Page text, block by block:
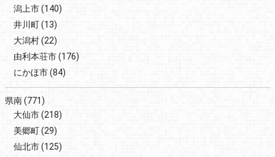
潟上市(140)
井川町(13)
大潟村(22)
由利本荘市(176)
にかほ市(84)
県南(771)
大仙市(218)
美郷町(29)
仙北市(125)